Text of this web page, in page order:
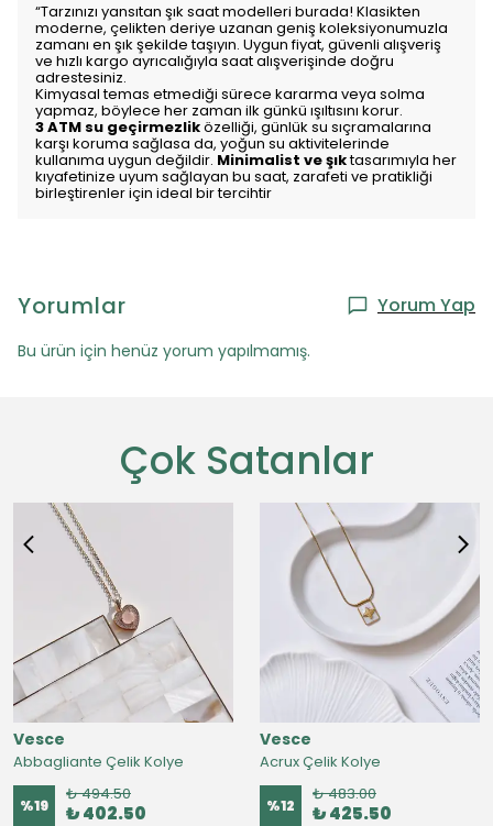
“Tarzınızı yansıtan şık saat modelleri burada! Klasikten
moderne, çelikten deriye uzanan geniş koleksiyonumuzla
zamanı en şık şekilde taşıyın. Uygun fiyat, güvenli alışveriş
ve hızlı kargo ayrıcalığıyla saat alışverişinde doğru
adrestesiniz.
Kimyasal temas etmediği sürece kararma veya solma
yapmaz, böylece her zaman ilk günkü ışıltısını korur.
3 ATM su geçirmezliközelliği, günlük su sıçramalarına
karşı koruma sağlasa da, yoğun su aktivitelerinde
kullanıma uygun değildir. Minimalist ve şıktasarımıyla her
kıyafetinize uyum sağlayan bu saat, zarafeti ve pratikliği
birleştirenler için ideal bir tercihtir
Yorumlar Yorum Yap
Bu ürün için henüz yorum yapılmamış.
Çok Satanlar
Vesce
Abbagliante Çelik Kolye
%19
₺ 494.50
₺ 402.50
Vesce
Acrux Çelik Kolye
%12
₺ 483.00
₺ 425.50